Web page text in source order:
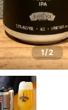
1/2